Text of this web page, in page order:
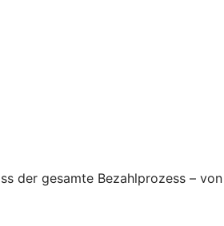
der gesamte Bezahlprozess –